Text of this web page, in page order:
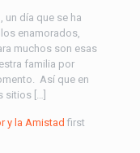
un día que se ha
enamorados,
muchos son esas
familia por
Así que en
[…]
y la Amistad first